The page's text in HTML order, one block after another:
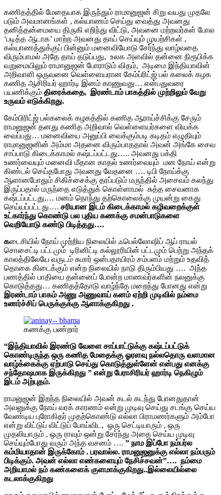
கணிதத்தில் மேதையாக இருந்தும் ராமானுஜன் சிறு வயது முதலே
படும் அவமானங்கள் , கல்யாணம் செய்து வைத்து அவனது
தனித்தன்மையை திருகி எறிந்து விட்டு, அவனை மற்றவர்கள் போல
‘படித்த ஆடாக’ மாற்ற அவனது தாய் செய்யும் முயற்சிகள் ,
கல்யாணத்துக்குப் பின்னும் மனைவியோடு சேர்ந்து வாழ்வதை
விரும்பாமல் அதே தாய் தடுப்பது, உலக அளவில் தன்னை நிரூபிக்க
வறுமையிலும் ராமானுஜன் போராடும் விதம், அடிமை இந்தியாவின்
அறிவாளி ஒருவனை வெள்ளையரான கேம்ப்ரிட்ஜ் பல் கலைக் கழக
கணித ஆசிரியர் ஹார்டி இனம் காணுவது… என்பதுவரை
பயணிக்கும் திரைக்கதை, இரண்டாம் பாகத்தில் முற்றிலும் வேறு
உருவம் எடுக்கிறது.
கேம்பிரிட்ஜ் பல்கலைக் கழகத்தில் கணித ஆராய்ச்சிக்கு சேரும்
ராமனுஜன் தனது கணித அறிவால் வெள்ளையர்களை வியக்க
வைப்பது… மனைவியை அனுப்பி வைக்கும்படி கடிதம் எழுதியும்
ராமானுஜனின் அம்மா அதனை விரும்பாததால் அவன் அங்கே சைவ
சாப்பாடு கிடைக்காமல் கஷ்டப்பட்டது….. அவனது பக்தி
உணர்வையும் மனைவி மீதான காதல் உணர்வையும் மன நோய் என்று
கிண்டல் செய்தபோது அவனது வேதனை …. டிபி நோய்க்கு
ஆளானபோதும் சிகிச்சைக்கு தரப்படும் மருந்தில் அசைவம் கலந்து
இருப்பதால் மருந்தை எடுத்துக் கொள்ளாமல் சுத்த சைவனாக
கஷ்டப்பட்டது,… மனம் நொந்து தற்கொலைக்கு முயன்று கைது
செய்யப்பட்டது…. சரியான இடம் கிடைக்காமல் கழிவறைக்குள்
உட்கார்ந்து கொண்டு பல புதிய கணக்கு சமன்பாடுகளை
வெறியோடு கண்டு பிடித்தது….
கடைசியில் நோய் முற்றிய நிலையில் ஃபெல்லோஷிப் ஆப் ராயல்
சொசைட்டி பட்டமும் டிரினிட்டி கல்லூரியின் பட்டமும் பெற்று அந்தக்
காலத்திலேயே வருடம் சுமார் ஒன்பதாயிரம் சம்பளம் மற்றும் உதவித்
தொகை கிடைக்கும் என்ற நிலையில் நாடு திரும்பியது …. அந்த
பணத்தில் பாதியை தன்னைப் போன்ற மாணவர்களின் நலனுக்கு
கொடுத்தது… கணிதத்தோடு வாழ்ந்தே மறைந்து போனது என்று
இரண்டாம் பாகம் அணு அணுவாய் கனம் ஏற்றி முடிவில் நம்மை
உணர்ச்சிப் பெருக்குக்கு ஆளாக்குகிறது .
கணக்கு பண்றார்
“இந்தியாவில் இரண்டு வேளை சாப்பாட்டுக்கு கஷ்டப்பட்டுக்
கொண்டிருந்த ஒரு கணித மேதைக்கு ஓரளவு நல்லதொரு வளமான
வாழ்க்கைக்கு ஏற்பாடு செய்து கொடுத்துள்ளேன் என்பது எனக்கு
சந்தோஷமாக இருக்கிறது ” என்று பேராசிரியர் ஹார்டி நெகிழும்
இடம் அற்புதம்.
ராமனுஜன் இறந்த நிலையில் அவன் கடல் கடந்து போனதுதான்
அவனுக்கு நோய் வரக் காரணம் என்று முடிவு செய்து சடங்கு செய்ய
வேண்டிய புரோகிதர் முதற்கொண்டு எல்லா பிராமணர்களும் அம்போ
என்று விட்டுப் விட்டுப் போய்விட, ஒரு செட்டியாரும் , ஒரு
முதலியாரும் , ஒரு ராவும் ஒன்று சேர்ந்து அதை செய்ய முடிவு
செய்யும்போது வரும் அந்த வசனம் …. ” நாம இப்போ நம்பர்ல
கம்மியாதான் இருக்கோம் . பரவால்ல. ராமனுஜனுக்கு எல்லா நம்பரும்
பிடிக்கும். அவன் எல்லா எண்களையும் நேசிச்சவன்”…. நம்மை
அறியாமல் நம் கண்களைக் குளமாக்குகிறது..இல்லையில்லை
கடலாக்குகிறது